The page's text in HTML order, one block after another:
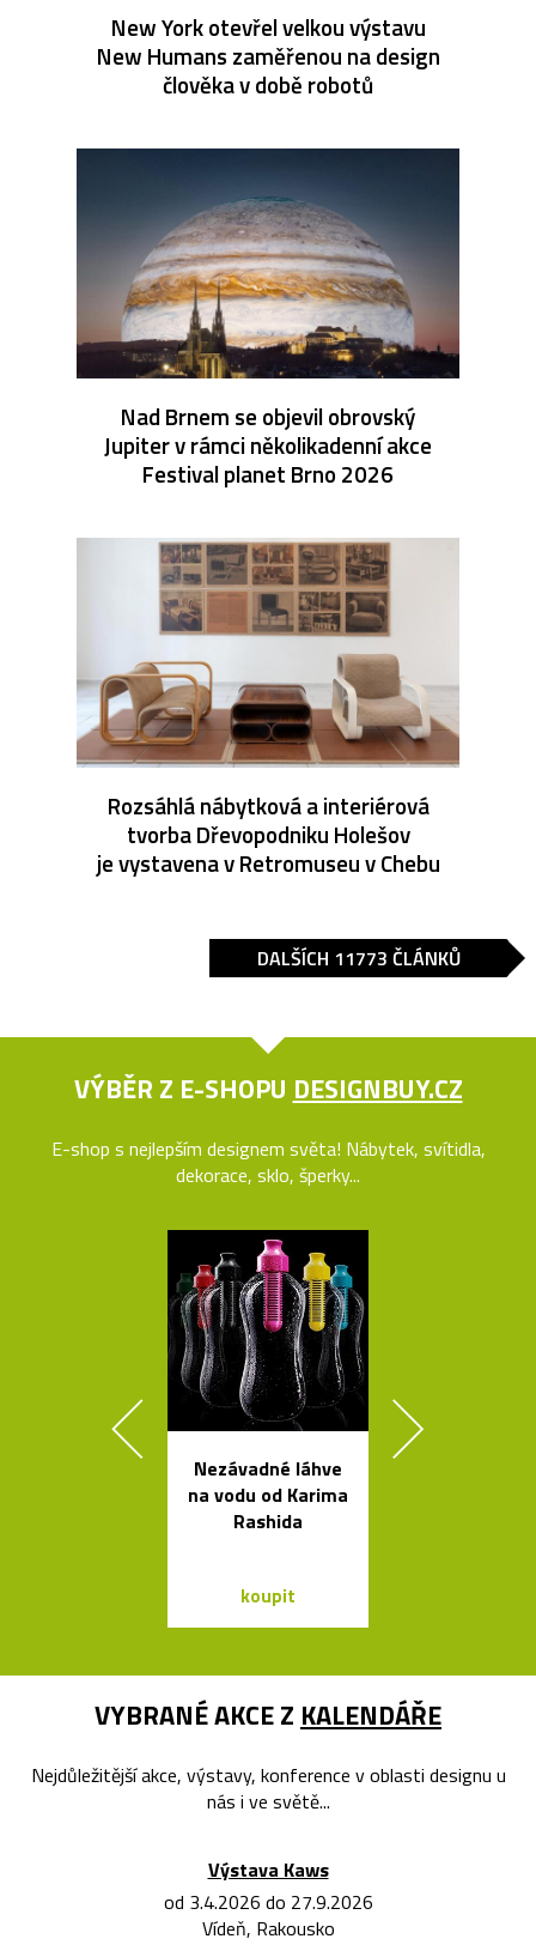
New York otevřel velkou výstavu
New Humans zaměřenou na design
člověka v době robotů
Nad Brnem se objevil obrovský
Jupiter v rámci několikadenní akce
Festival planet Brno 2026
Rozsáhlá nábytková a interiérová
tvorba Dřevopodniku Holešov
je vystavena v Retromuseu v Chebu
DALŠÍCH 11773 ČLÁNKŮ
VÝBĚR Z E-SHOPU DESIGNBUY.CZ
E-shop s nejlepším designem světa! Nábytek, svítidla,
dekorace, sklo, šperky...
Nezávadné láhve
na vodu od Karima
Rashida
koupit
VYBRANÉ AKCE Z KALENDÁŘE
Nejdůležitější akce, výstavy, konference v oblasti designu u
nás i ve světě...
Výstava Kaws
od 3.4.2026 do 27.9.2026
Vídeň, Rakousko